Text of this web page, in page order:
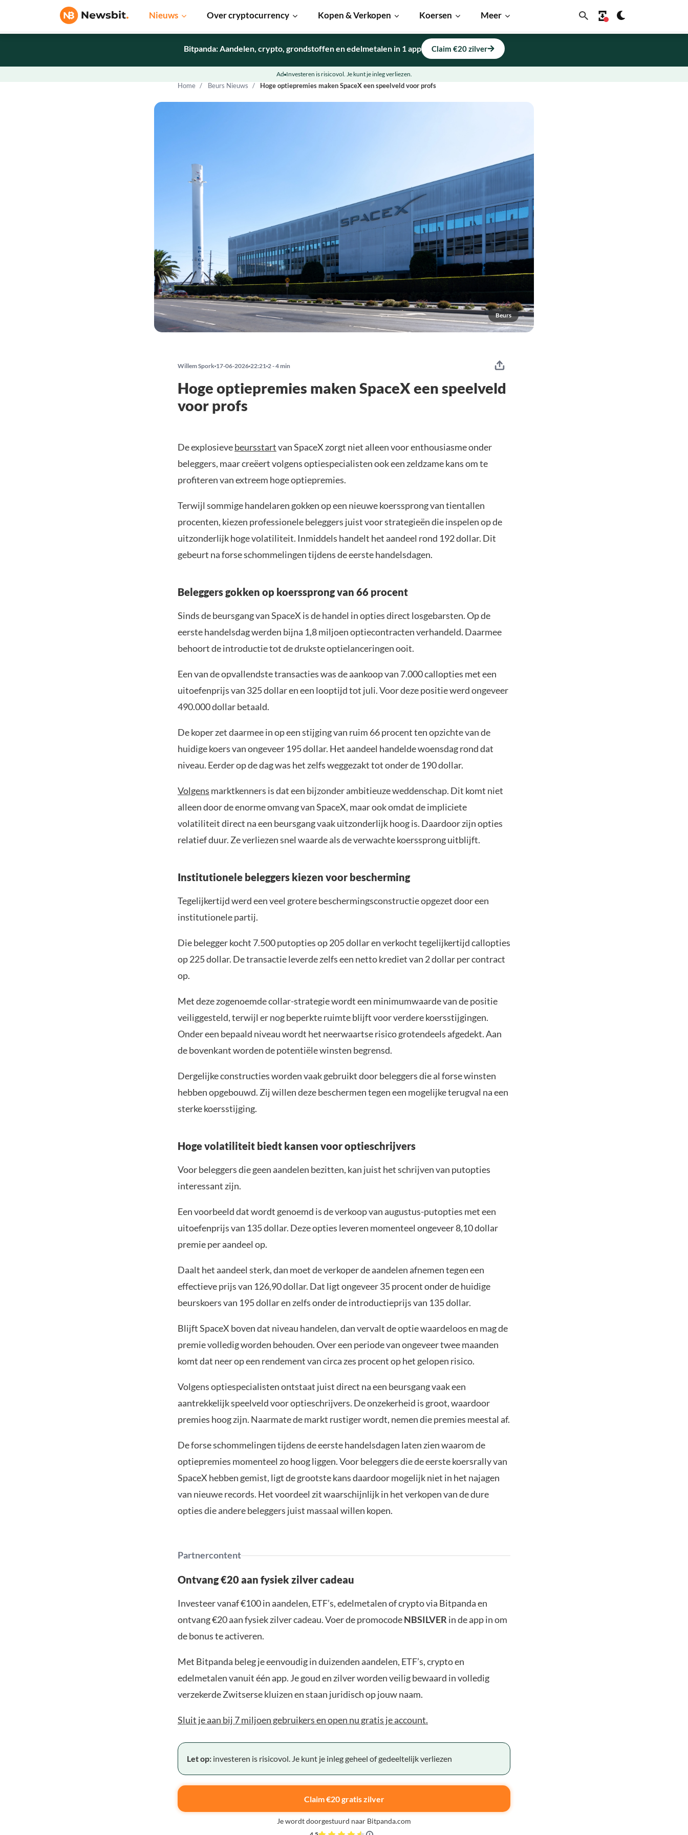
Nieuws Over cryptocurrency Kopen & Verkopen Koersen Meer
Home Beurs Nieuws Hoge optiepremies maken SpaceX een speelveld voor profs
Beurs
Bitpanda: Aandelen, crypto, grondstoffen en edelmetalen in 1 app Claim €20 zilver
Ad Investeren is risicovol. Je kunt je inleg verliezen.
Willem Spork 17-06-2026 22:21 2 - 4 min
Hoge optiepremies maken SpaceX een speelveld
voor profs
De explosievebeursstartvan SpaceX zorgt niet alleen voor enthousiasme onder
beleggers, maar creëert volgens optiespecialisten ook een zeldzame kans om te
profiteren van extreem hoge optiepremies.
Terwijl sommige handelaren gokken op een nieuwe koerssprong van tientallen
procenten, kiezen professionele beleggers juist voor strategieën die inspelen op de
uitzonderlijk hoge volatiliteit. Inmiddels handelt het aandeel rond 192 dollar. Dit
gebeurt na forse schommelingen tijdens de eerste handelsdagen.
Beleggers gokken op koerssprong van 66 procent
Sinds de beursgang van SpaceX is de handel in opties direct losgebarsten. Op de
eerste handelsdag werden bijna 1,8 miljoen optiecontracten verhandeld. Daarmee
behoort de introductie tot de drukste optielanceringen ooit.
Een van de opvallendste transacties was de aankoop van 7.000 callopties met een
uitoefenprijs van 325 dollar en een looptijd tot juli. Voor deze positie werd ongeveer
490.000 dollar betaald.
De koper zet daarmee in op een stijging van ruim 66 procent ten opzichte van de
huidige koers van ongeveer 195 dollar. Het aandeel handelde woensdag rond dat
niveau. Eerder op de dag was het zelfs weggezakt tot onder de 190 dollar.
Volgens marktkenners is dat een bijzonder ambitieuze weddenschap. Dit komt niet
alleen door de enorme omvang van SpaceX, maar ook omdat de impliciete
volatiliteit direct na een beursgang vaak uitzonderlijk hoog is. Daardoor zijn opties
relatief duur. Ze verliezen snel waarde als de verwachte koerssprong uitblijft.
Institutionele beleggers kiezen voor bescherming
Tegelijkertijd werd een veel grotere beschermingsconstructie opgezet door een
institutionele partij.
Die belegger kocht 7.500 putopties op 205 dollar en verkocht tegelijkertijd callopties
op 225 dollar. De transactie leverde zelfs een netto krediet van 2 dollar per contract
op.
Met deze zogenoemde collar-strategie wordt een minimumwaarde van de positie
veiliggesteld, terwijl er nog beperkte ruimte blijft voor verdere koersstijgingen.
Onder een bepaald niveau wordt het neerwaartse risico grotendeels afgedekt. Aan
de bovenkant worden de potentiële winsten begrensd.
Dergelijke constructies worden vaak gebruikt door beleggers die al forse winsten
hebben opgebouwd. Zij willen deze beschermen tegen een mogelijke terugval na een
sterke koersstijging.
Hoge volatiliteit biedt kansen voor optieschrijvers
Voor beleggers die geen aandelen bezitten, kan juist het schrijven van putopties
interessant zijn.
Een voorbeeld dat wordt genoemd is de verkoop van augustus-putopties met een
uitoefenprijs van 135 dollar. Deze opties leveren momenteel ongeveer 8,10 dollar
premie per aandeel op.
Daalt het aandeel sterk, dan moet de verkoper de aandelen afnemen tegen een
effectieve prijs van 126,90 dollar. Dat ligt ongeveer 35 procent onder de huidige
beurskoers van 195 dollar en zelfs onder de introductieprijs van 135 dollar.
Blijft SpaceX boven dat niveau handelen, dan vervalt de optie waardeloos en mag de
premie volledig worden behouden. Over een periode van ongeveer twee maanden
komt dat neer op een rendement van circa zes procent op het gelopen risico.
Volgens optiespecialisten ontstaat juist direct na een beursgang vaak een
aantrekkelijk speelveld voor optieschrijvers. De onzekerheid is groot, waardoor
premies hoog zijn. Naarmate de markt rustiger wordt, nemen die premies meestal af.
De forse schommelingen tijdens de eerste handelsdagen laten zien waarom de
optiepremies momenteel zo hoog liggen. Voor beleggers die de eerste koersrally van
SpaceX hebben gemist, ligt de grootste kans daardoor mogelijk niet in het najagen
van nieuwe records. Het voordeel zit waarschijnlijk in het verkopen van de dure
opties die andere beleggers juist massaal willen kopen.
Partnercontent
Ontvang €20 aan fysiek zilver cadeau
Investeer vanaf €100 in aandelen, ETF’s, edelmetalen of crypto via Bitpanda en
ontvang €20 aan fysiek zilver cadeau. Voer de promocodeNBSILVER in de app in om
de bonus te activeren.
Met Bitpanda beleg je eenvoudig in duizenden aandelen, ETF’s, crypto en
edelmetalen vanuit één app. Je goud en zilver worden veilig bewaard in volledig
verzekerde Zwitserse kluizen en staan juridisch op jouw naam.
Sluit je aan bij 7 miljoen gebruikers en open nu gratis je account.
Let op: investeren is risicovol. Je kunt je inleg geheel of gedeeltelijk verliezen
Claim €20 gratis zilver
Je wordt doorgestuurd naar Bitpanda.com